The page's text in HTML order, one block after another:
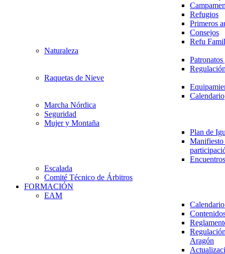
Refugios
Primeros
Consejos
Refu
Naturaleza
Raquetas de Nieve
Calendario
Marcha Nórdica
Seguridad
Mujer y Montaña
Plan de
Escalada
Comité Técnico de Árbitros
FORMACIÓN
EAM
Aragón